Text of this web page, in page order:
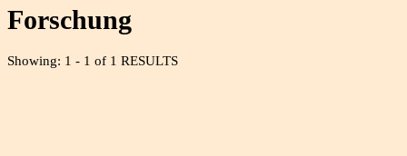
Forschung
Showing: 1 - 1 of 1 RESULTS